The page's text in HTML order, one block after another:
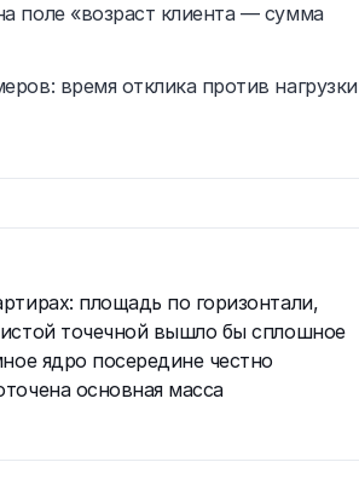
поле «возраст клиента — сумма
время отклика против нагрузки
площадь по горизонтали,
точечной вышло бы сплошное
ядро посередине честно
основная масса